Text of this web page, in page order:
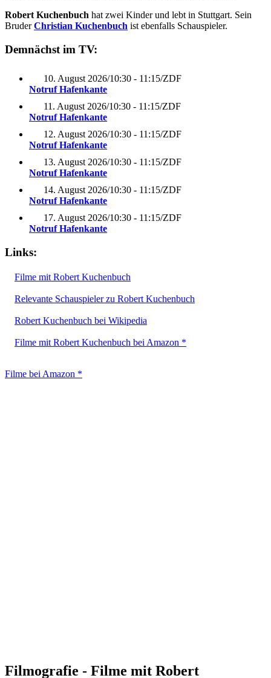
Robert Kuchenbuch hat zwei Kinder und lebt in Stuttgart. Sein
BruderChristian Kuchenbuch ist ebenfalls Schauspieler.
Demnächst im TV:
10. August 2026/10:30 - 11:15/ZDF
Notruf Hafenkante
11. August 2026/10:30 - 11:15/ZDF
Notruf Hafenkante
12. August 2026/10:30 - 11:15/ZDF
Notruf Hafenkante
13. August 2026/10:30 - 11:15/ZDF
Notruf Hafenkante
14. August 2026/10:30 - 11:15/ZDF
Notruf Hafenkante
17. August 2026/10:30 - 11:15/ZDF
Notruf Hafenkante
Links:
Filme mit Robert Kuchenbuch
Relevante Schauspieler zu Robert Kuchenbuch
Robert Kuchenbuch bei Wikipedia
Filme mit Robert Kuchenbuch bei Amazon *
Filme bei Amazon *
Filmografie - Filme mit Robert